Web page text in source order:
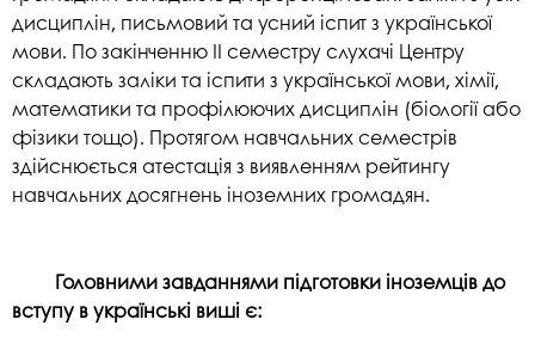
дисциплін, письмовий та усний іспит з української
мови. По закінченню ІІ семестру слухачі Центру
складають заліки та іспити з української мови, хімії,
математики та профілюючих дисциплін (біології або
фізики тощо). Протягом навчальних семестрів
здійснюється атестація з виявленням рейтингу
навчальних досягнень іноземних громадян.
Головними завданнями підготовки іноземців до
вступу в українські вишіє: